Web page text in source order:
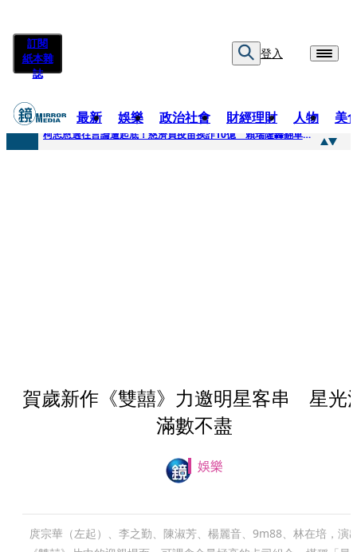
訂閱
紙本雜
誌
登入
最新 娛樂 政治社會 財經理財 人物 美
快訊
柯志恩過往言論遭起底！慈濟買疫苗挨詐10億 賴瑞隆轟翻車：應為當年錯誤道歉
賀歲新作《雙囍》力邀明星客串 星光
滿數不盡
娛樂
庹宗華（左起）、李之勤、陳淑芳、楊麗音、9m88、林在培，演